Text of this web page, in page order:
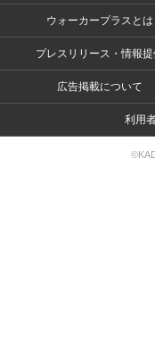
ウォーカープラスとは
プレスリリース・情報
広告掲載について
利用